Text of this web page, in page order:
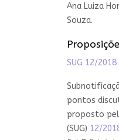
Ana Luiza
Souza.
SUG 12/2018
pontos
proposto
(SUG) 12/